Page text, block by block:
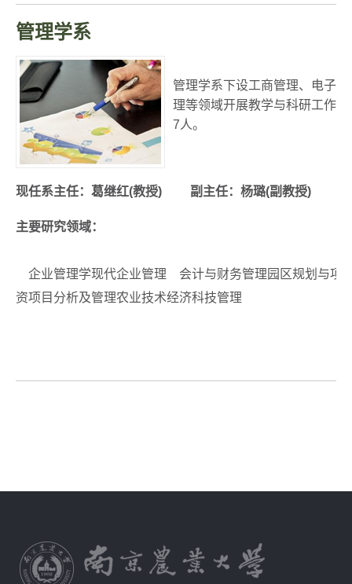
管理学系
管理学系下设工商管理、电子
理等领域开展教学与科研工作
7人。
现任系主任： 葛继红(教授) 副主任：杨璐(副教授)
主要研究领域：
企业管理学现代企业管理 会计与财务管理园区规划与
资项目分析及管理农业技术经济科技管理